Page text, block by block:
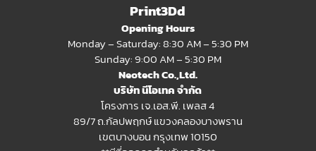
Print3Dd
Opening Hours
Monday – Saturday: 8:30 AM – 5:30 PM
Sunday: 9:00 AM – 5:30 PM
Neotech Co.,Ltd.
บริษัท นีโอเทค จำกัด
โครงการ เจ.เอส.พี. เพลส 4
89/7 ถ.กัลปพฤกษ์ แขวงคลองบางพราน
เขตบางบอน กรุงเทพ 10150